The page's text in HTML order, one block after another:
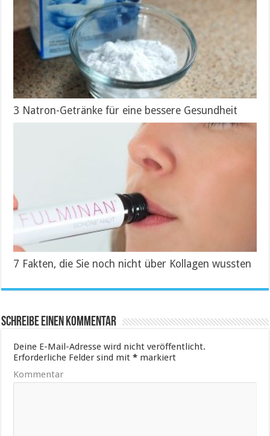
3 Natron-Getränke für eine bessere Gesundheit
7 Fakten, die Sie noch nicht über Kollagen wussten
Schreibe einen Kommentar
Deine E-Mail-Adresse wird nicht veröffentlicht.
Erforderliche Felder sind mit* markiert
Kommentar